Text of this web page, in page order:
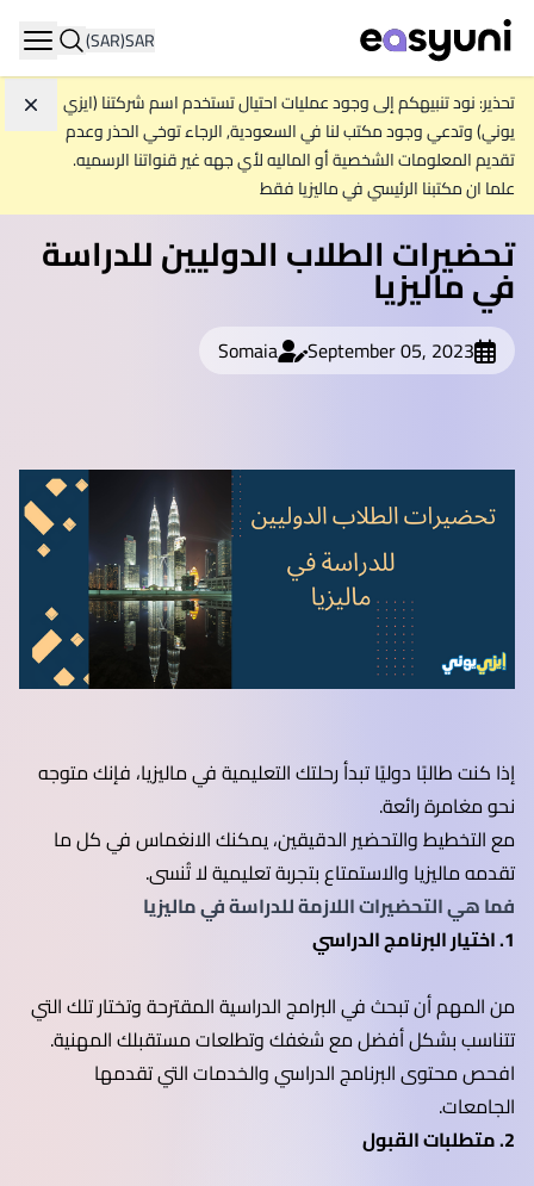
SAR
(SAR)
تحذير: نود تنبيهكم إلى وجود عمليات احتيال تستخدم اسم شركتنا (ايزي
يوني) وتدعي وجود مكتب لنا في السعودية, الرجاء توخي الحذر وعدم
تقديم المعلومات الشخصية أو الماليه لأي جهه غير قنواتنا الرسميه.
علما ان مكتبنا الرئيسي في ماليزيا فقط
تحضيرات الطلاب الدوليين للدراسة
في ماليزيا
September 05, 2023
Somaia
إذا كنت طالبًا دوليًا تبدأ رحلتك التعليمية في ماليزيا، فإنك متوجه
نحو مغامرة رائعة.
مع التخطيط والتحضير الدقيقين، يمكنك الانغماس في كل ما
تقدمه ماليزيا والاستمتاع بتجربة تعليمية لا تُنسى.
فما هي التحضيرات اللازمة للدراسة في ماليزيا
1. اختيار البرنامج الدراسي
من المهم أن تبحث في البرامج الدراسية المقترحة وتختار تلك التي
تتناسب بشكل أفضل مع شغفك وتطلعات مستقبلك المهنية.
افحص محتوى البرنامج الدراسي والخدمات التي تقدمها
الجامعات.
2. متطلبات القبول